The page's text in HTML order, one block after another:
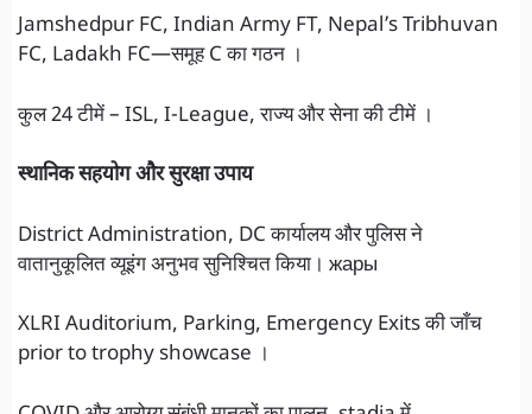
Jamshedpur FC, Indian Army FT, Nepal’s Tribhuvan
FC, Ladakh FC—समूह C का गठन ।
कुल 24 टीमें – ISL, I-League, राज्य और सेना की टीमें ।
स्थानिक सहयोग और सुरक्षा उपाय
District Administration, DC कार्यालय और पुलिस ने
वातानुकूलित व्यूइंग अनुभव सुनिश्चित किया। жары
XLRI Auditorium, Parking, Emergency Exits की जाँच
prior to trophy showcase ।